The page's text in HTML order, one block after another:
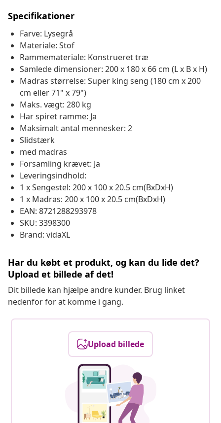
Specifikationer
Farve: Lysegrå
Materiale: Stof
Rammemateriale: Konstrueret træ
Samlede dimensioner: 200 x 180 x 66 cm (L x B x H)
Madras størrelse: Super king seng (180 cm x 200
cm eller 71" x 79")
Maks. vægt: 280 kg
Har spiret ramme: Ja
Maksimalt antal mennesker: 2
Slidstærk
med madras
Forsamling krævet: Ja
Leveringsindhold:
1 x Sengestel: 200 x 100 x 20.5 cm(BxDxH)
1 x Madras: 200 x 100 x 20.5 cm(BxDxH)
EAN: 8721288293978
SKU: 3398300
Brand: vidaXL
Har du købt et produkt, og kan du lide det?
Upload et billede af det!
Dit billede kan hjælpe andre kunder. Brug linket
nedenfor for at komme i gang.
Upload billede